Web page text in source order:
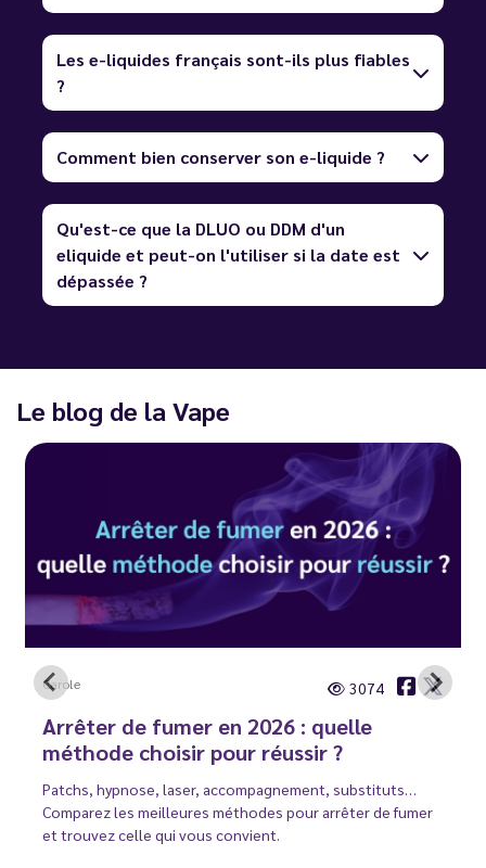
Les e-liquides français sont-ils plus fiables
?
Comment bien conserver son e-liquide ?
Qu'est-ce que la DLUO ou DDM d'un
eliquide et peut-on l'utiliser si la date est
dépassée ?
Le blog de la Vape
Carole 3074
Arrêter de fumer en 2026 : quelle
méthode choisir pour réussir ?
Patchs, hypnose, laser, accompagnement, substituts…
Comparez les meilleures méthodes pour arrêter de fumer
et trouvez celle qui vous convient.